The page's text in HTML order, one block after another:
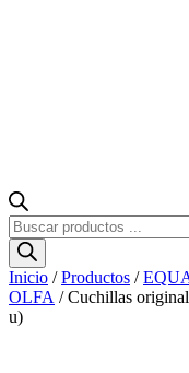
Búsqueda
de
productos
Inicio /Productos /
OLFA / Cuchillas
u)